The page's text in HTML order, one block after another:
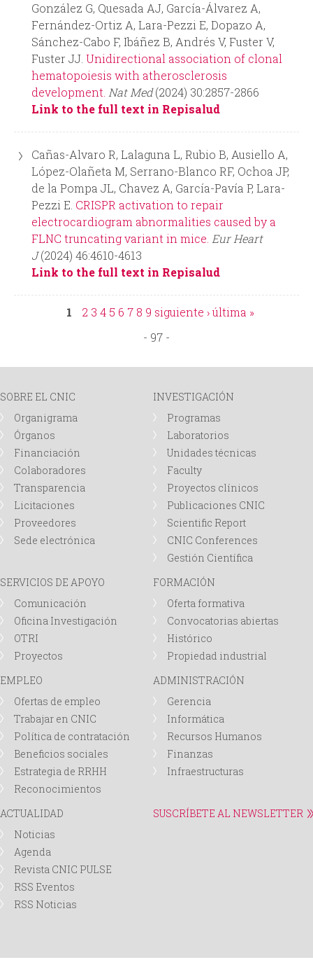
González G, Quesada AJ, García-Álvarez A,
Fernández-Ortiz A, Lara-Pezzi E, Dopazo A,
Sánchez-Cabo F, Ibáñez B, Andrés V, Fuster V,
Fuster JJ. Unidirectional association of clonal
hematopoiesis with atherosclerosis
development. Nat Med(2024) 30:2857-2866
Link to the full text in Repisalud
Cañas-Alvaro R, Lalaguna L, Rubio B, Ausiello A,
López-Olañeta M, Serrano-Blanco RF, Ochoa JP,
de la Pompa JL, Chavez A, García-Pavía P, Lara-
Pezzi E. CRISPR activation to repair
electrocardiogram abnormalities caused by a
FLNC truncating variant in mice. Eur Heart
J(2024) 46:4610-4613
Link to the full text in Repisalud
á
g
i
n
a
s
1 2 3 4 5 6 7 8 9 siguiente › última »
- 97 -
SOBRE EL CNIC
Organigrama
Órganos
Financiación
Colaboradores
Transparencia
Licitaciones
Proveedores
Sede electrónica
INVESTIGACIÓN
Programas
Laboratorios
Unidades técnicas
Faculty
Proyectos clínicos
Publicaciones CNIC
Scientific Report
CNIC Conferences
Gestión Científica
SERVICIOS DE APOYO
Comunicación
Oficina Investigación
OTRI
Proyectos
FORMACIÓN
Oferta formativa
Convocatorias abiertas
Histórico
Propiedad industrial
EMPLEO
Ofertas de empleo
Trabajar en CNIC
Política de contratación
Beneficios sociales
Estrategia de RRHH
Reconocimientos
ADMINISTRACIÓN
Gerencia
Informática
Recursos Humanos
Finanzas
Infraestructuras
ACTUALIDAD
Noticias
Agenda
Revista CNIC PULSE
RSS Eventos
RSS Noticias
SUSCRÍBETE AL NEWSLETTER